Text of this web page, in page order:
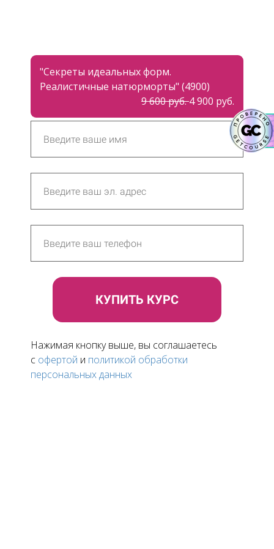
"Секреты идеальных форм.
Реалистичные натюрморты" (4900)
9 600 руб.4 900 руб.
КУПИТЬ КУРС
Нажимая кнопку выше, вы соглашаетесь
c офертой и политикой обработки
персональных данных